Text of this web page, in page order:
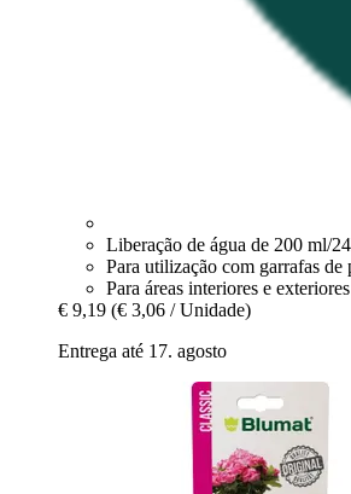
Liberação de água de 200 ml/
Para utilização com garrafas de
Para áreas interiores e exteriores
€ 9,19 (€ 3,06 / Unidade)
Entrega até 17. agosto